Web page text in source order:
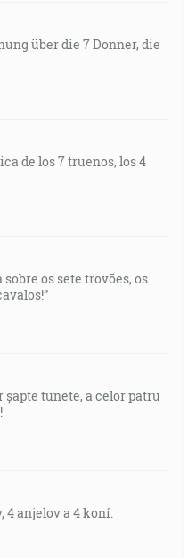
über die 7 Donner, die
de los 7 truenos, los 4
os sete trovões, os
tunete, a celor patru
4 anjelov a 4 koní.